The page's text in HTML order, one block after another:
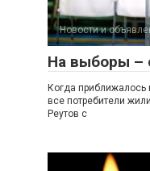
Новости и
На выборы –
Когда приближалось
все потребители
Реутов с